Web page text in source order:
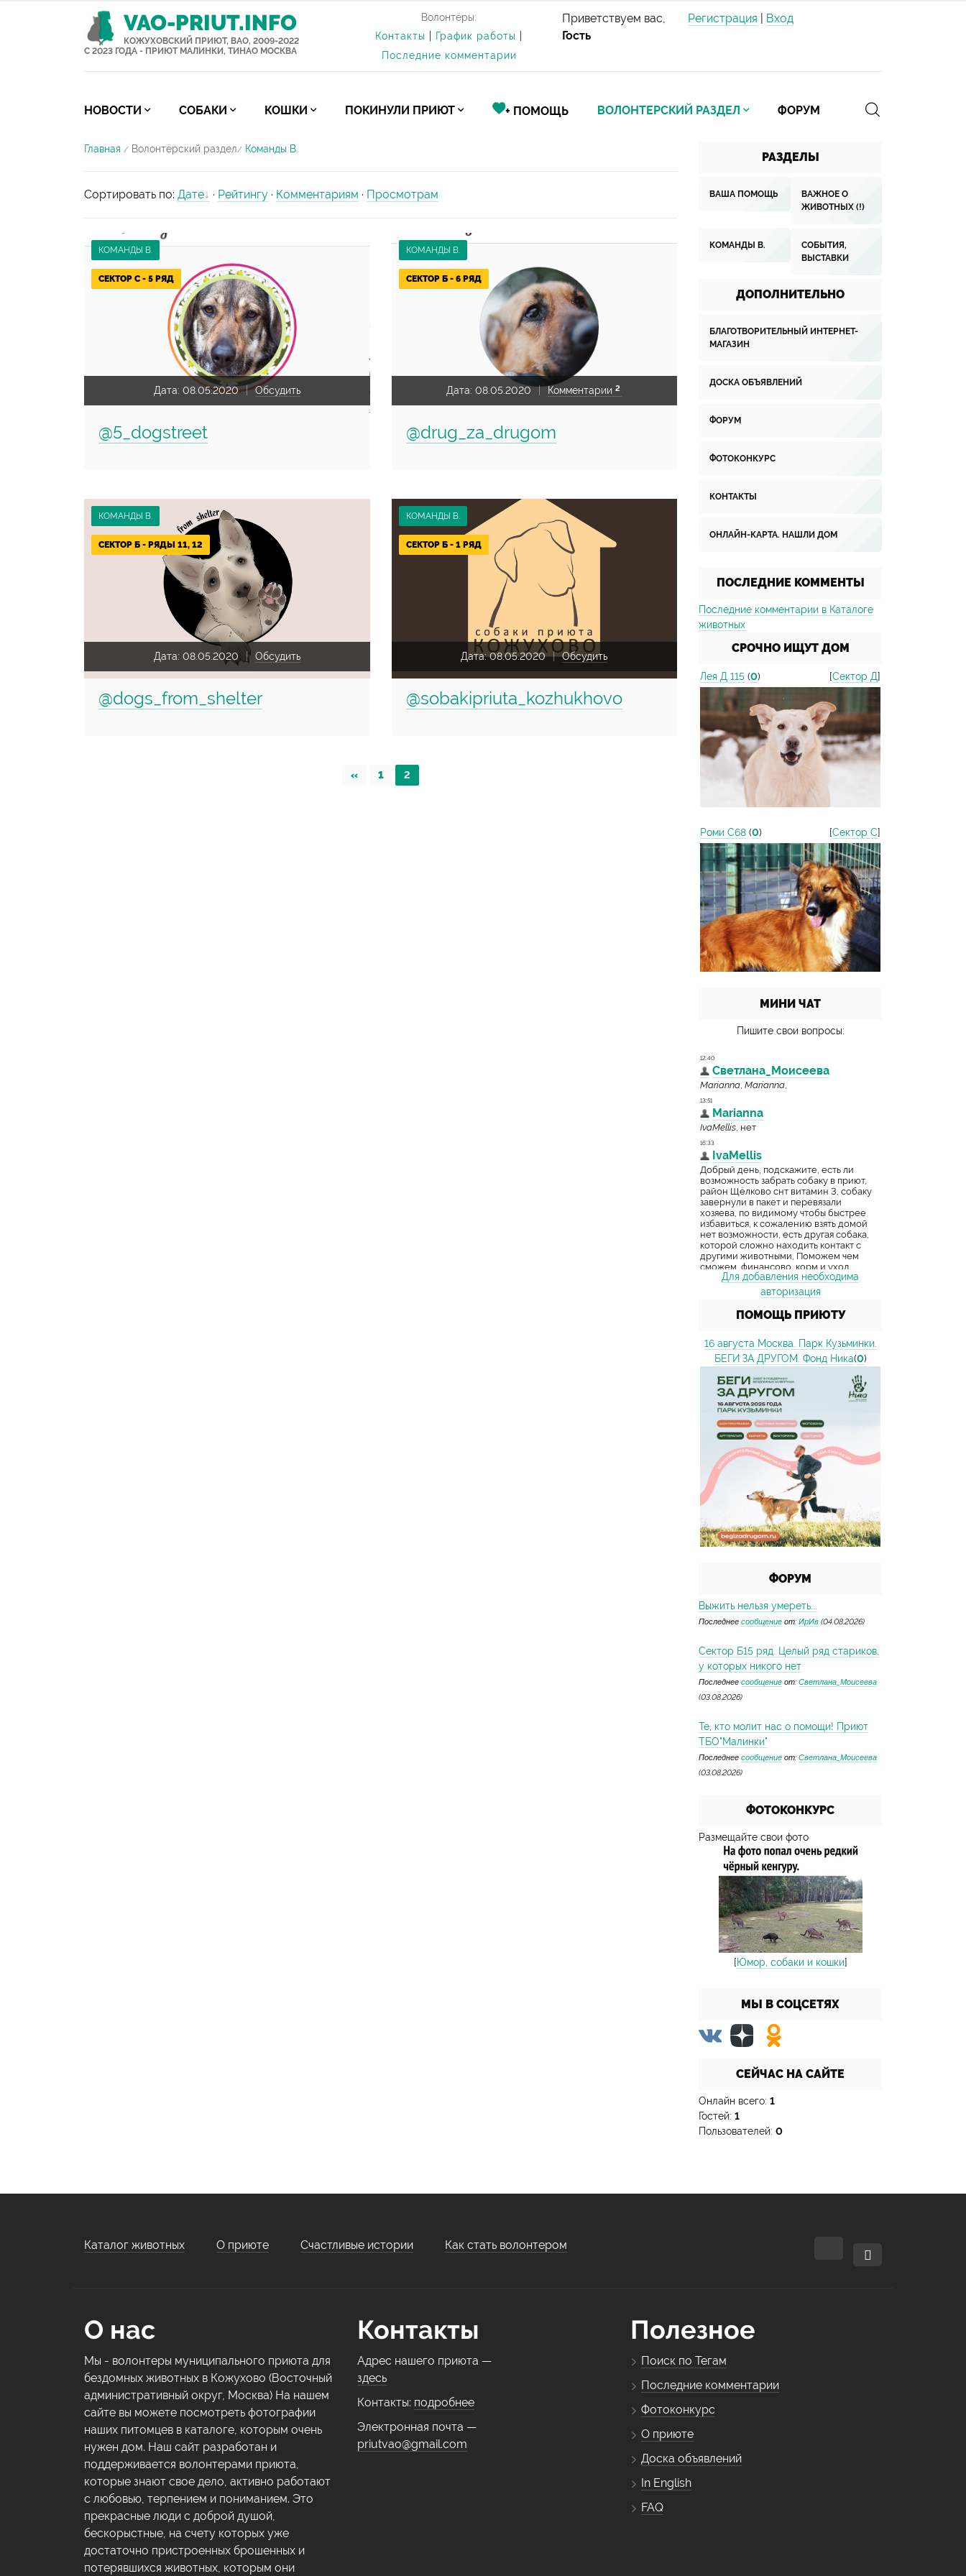
VAO-PRIUT.INFO
КОЖУХОВСКИЙ ПРИЮТ, ВАО, 2009-2022
С 2023 ГОДА - ПРИЮТ МАЛИНКИ, ТИНАО МОСКВА
Волонтёры:
Контакты
График работы
Последние комментарии
Приветствуем вас,
Гость
Регистрация Вход
НОВОСТИ СОБАКИ КОШКИ ПОКИНУЛИ ПРИЮТ + ПОМОЩЬ ВОЛОНТЕРСКИЙ РАЗДЕЛ ФОРУМ
Главная / Волонтёрский раздел/ Команды В.
Сортировать по: Дате · Рейтингу · Комментариям · Просмотрам
КОМАНДЫ В.
@5_dogstreet
Дата: 08.05.2020 Обсудить
СЕКТОР С - 5 РЯД
КОМАНДЫ В.
@drug_za_drugom
Дата:08.05.2020 Комментарии 2
СЕКТОР Б - 6 РЯД
КОМАНДЫ В.
@dogs_from_shelter
Дата: 08.05.2020 Обсудить
СЕКТОР Б - РЯДЫ 11, 12
КОМАНДЫ В.
@sobakipriuta_kozhukhovo
Дата:08.05.2020 Обсудить
СЕКТОР Б - 1 РЯД
« 1 2
РАЗДЕЛЫ
ВАША ПОМОЩЬ
ВАЖНОЕ О
ЖИВОТНЫХ (!)
КОМАНДЫ В.
СОБЫТИЯ,
ВЫСТАВКИ
ДОПОЛНИТЕЛЬНО
БЛАГОТВОРИТЕЛЬНЫЙ ИНТЕРНЕТ-
МАГАЗИН
ДОСКА ОБЪЯВЛЕНИЙ
ФОРУМ
ФОТОКОНКУРС
КОНТАКТЫ
ОНЛАЙН-КАРТА. НАШЛИ ДОМ
ПОСЛЕДНИЕ КОММЕНТЫ
Последние комментарии в Каталоге
животных
СРОЧНО ИЩУТ ДОМ
Лея Д 115 (0) [Сектор Д]
Роми С68 (0) [Сектор С]
МИНИ ЧАТ
Пишите свои вопросы:
Для добавления необходима
авторизация
ПОМОЩЬ ПРИЮТУ
16 августа Москва. Парк Кузьминки.
БЕГИ ЗА ДРУГОМ. Фонд Ника(0)
ФОРУМ
Выжить нельзя умереть...
Последнее сообщение от: ИрИв (04.08.2026)
Сектор Б15 ряд. Целый ряд стариков,
у которых никого нет
Последнее сообщение от: Светлана_Моисеева
(03.08.2026)
Те, кто молит нас о помощи! Приют
ТБО"Малинки"
Последнее сообщение от: Светлана_Моисеева
(03.08.2026)
ФОТОКОНКУРС
Размещайте свои фото
[Юмор, собаки и кошки]
МЫ В СОЦСЕТЯХ
СЕЙЧАС НА САЙТЕ
Онлайн всего: 1
Гостей: 1
Пользователей: 0
Каталог животных О приюте Счастливые истории Как стать волонтером
О нас
Мы - волонтеры муниципального приюта для
бездомных животных в Кожухово (Восточный
административный округ, Москва) На нашем
сайте вы можете посмотреть фотографии
наших питомцев в каталоге, которым очень
нужен дом. Наш сайт разработан и
поддерживается волонтерами приюта,
которые знают свое дело, активно работают
с любовью, терпением и пониманием. Это
прекрасные люди с доброй душой,
бескорыстные, на счету которых уже
достаточно пристроенных брошенных и
потерявшихся животных, которым они
Контакты
Адрес нашего приюта —
здесь
Контакты: подробнее
Электронная почта —
priutvao@gmail.com
Полезное
Поиск по Тегам
Последние комментарии
Фотоконкурс
О приюте
Доска объявлений
In English
FAQ